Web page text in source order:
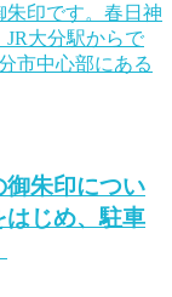
朱印です。春日神
大分駅からで
市中心部にある
朱印につい
じめ、駐車